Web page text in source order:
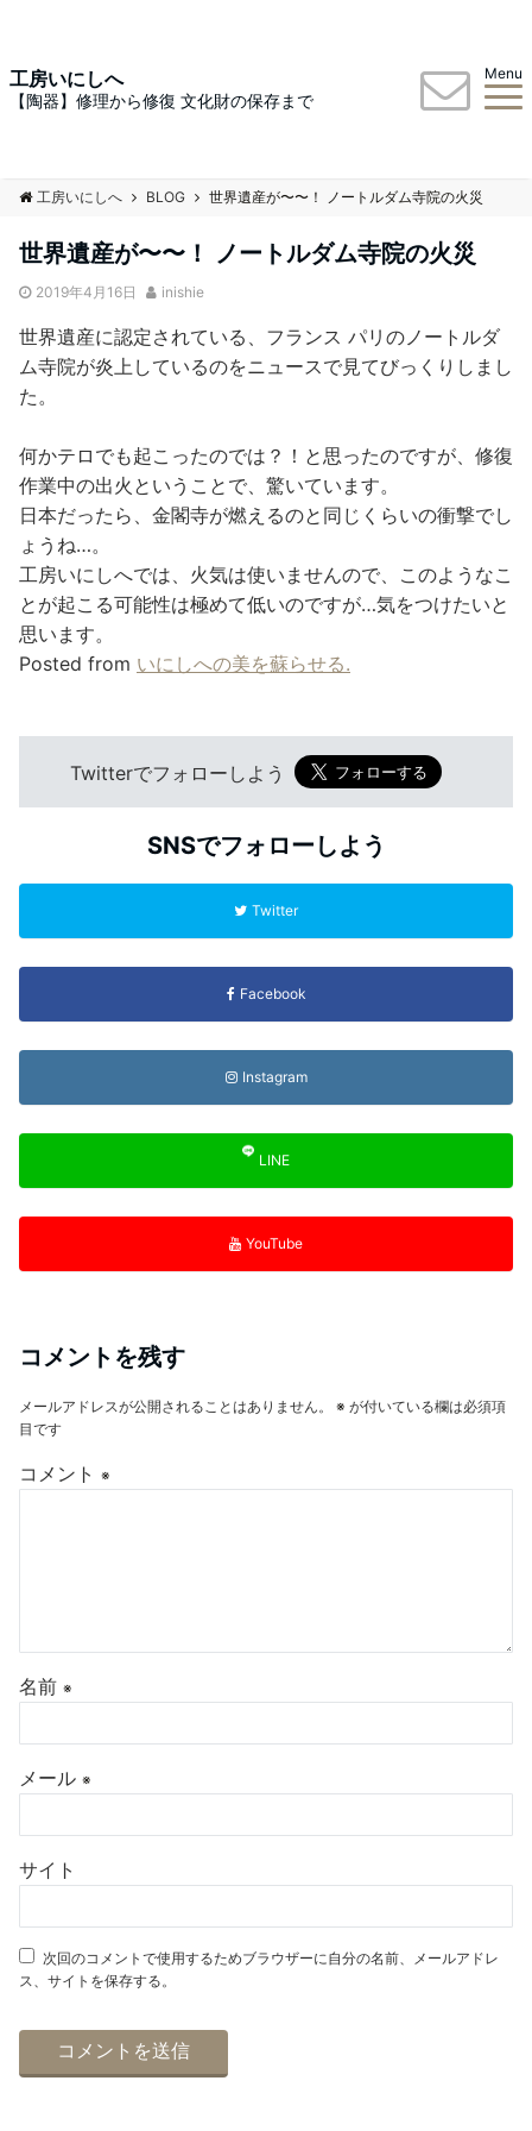
工房いにしへ
【陶器】修理から修復 文化財の保存まで
Menu
工房いにしへ BLOG 世界遺産が〜〜！ ノートルダム寺院の火災
世界遺産が〜〜！ ノートルダム寺院の火災
2019年4月16日 inishie
世界遺産に認定されている、フランス パリのノートルダ
ム寺院が炎上しているのをニュースで見てびっくりしまし
た。
何かテロでも起こったのでは？！と思ったのですが、修復
作業中の出火ということで、驚いています。
日本だったら、金閣寺が燃えるのと同じくらいの衝撃でし
ょうね…。
工房いにしへでは、火気は使いませんので、このようなこ
とが起こる可能性は極めて低いのですが…気をつけたいと
思います。
Posted from いにしへの美を蘇らせる.
Twitterでフォローしよう
SNSでフォローしよう
Twitter
Facebook
Instagram
LINE
YouTube
コメントを残す
メールアドレスが公開されることはありません。 ※ が付いている欄は必須項
目です
コメント ※
名前 ※
メール ※
サイト
次回のコメントで使用するためブラウザーに自分の名前、メールアドレ
ス、サイトを保存する。